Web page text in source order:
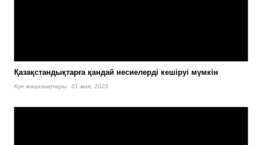
Қазақстандықтарға қандай несиелерді кешіруі мүмкін
Күн жаңалықтары 01 мая, 2023